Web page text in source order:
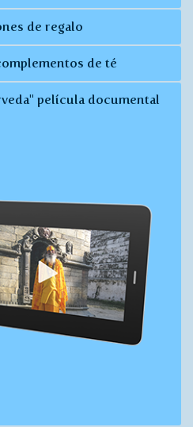
de regalo
de té
película documental